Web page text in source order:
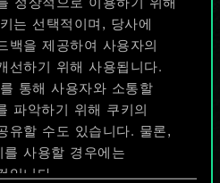
정상적으로 이용하기 위해
는 선택적이며, 당사에
백을 제공하여 사용자의
선하기 위해 사용됩니다.
통해 사용자와 소통할
파악하기 위해 쿠키의
유할 수도 있습니다. 물론,
사용할 경우에는
입니다.
가이드 작성하기
편집
는